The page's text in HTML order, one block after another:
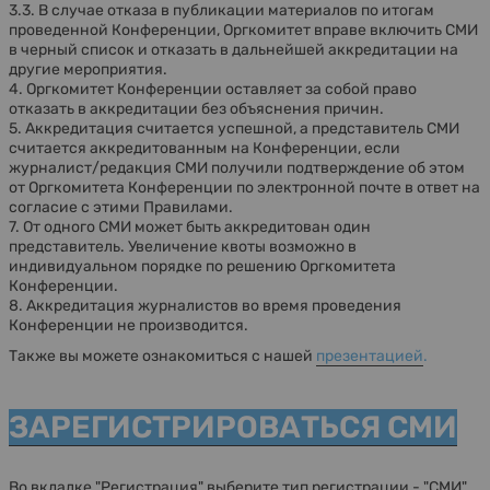
3.3. В случае отказа в публикации материалов по итогам
проведенной Конференции, Оргкомитет вправе включить СМИ
в черный список и отказать в дальнейшей аккредитации на
другие мероприятия.
4. Оргкомитет Конференции оставляет за собой право
отказать в аккредитации без объяснения причин.
5. Аккредитация считается успешной, а представитель СМИ
считается аккредитованным на Конференции, если
журналист/редакция СМИ получили подтверждение об этом
от Оргкомитета Конференции по электронной почте в ответ на
согласие с этими Правилами.
7. От одного СМИ может быть аккредитован один
представитель. Увеличение квоты возможно в
индивидуальном порядке по решению Оргкомитета
Конференции.
8. Аккредитация журналистов во время проведения
Конференции не производится.
Также вы можете ознакомиться с нашей презентацией.
ЗАРЕГИСТРИРОВАТЬСЯ СМИ